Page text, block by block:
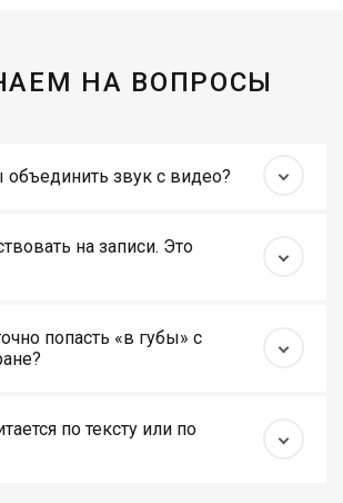
НА ВОПРОСЫ
звук с видео?
на записи. Это
попасть «в губы» с
по тексту или по